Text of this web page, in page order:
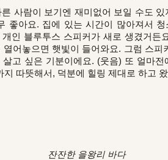
사람이 보기엔 재미없어 보일 수도
좋아요. 집에 있는 시간이 많아져서
인 블루투스 스피커가 새로 생겼거든
어놓으면 햇빛이 들어와요. 그럼 스
고 싶은 기분이에요. (웃음) 또 얼마전
따뜻해서, 덕분에 힐링 제대로 하고
잔잔한 을왕리 바다